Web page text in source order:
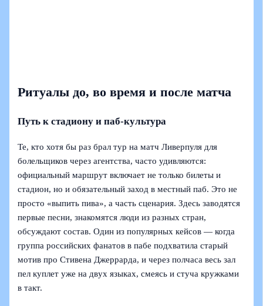
Ритуалы до, во время и после матча
Путь к стадиону и паб-культура
Те, кто хотя бы раз брал тур на матч Ливерпуля для
болельщиков через агентства, часто удивляются:
официальный маршрут включает не только билеты и
стадион, но и обязательный заход в местный паб. Это не
просто «выпить пива», а часть сценария. Здесь заводятся
первые песни, знакомятся люди из разных стран,
обсуждают состав. Один из популярных кейсов — когда
группа российских фанатов в пабе подхватила старый
мотив про Стивена Джеррарда, и через полчаса весь зал
пел куплет уже на двух языках, смеясь и стуча кружками
в такт.